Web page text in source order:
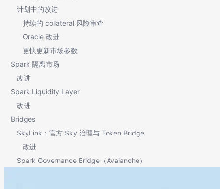
计划中的改进
持续的 collateral 风险审查
Oracle 改进
更快更新市场参数
Spark 隔离市场
改进
Spark Liquidity Layer
改进
Bridges
SkyLink：官方 Sky 治理与 Token Bridge
改进
Spark Governance Bridge（Avalanche）